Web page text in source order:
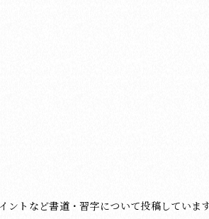
トなど書道・習字について投稿していま